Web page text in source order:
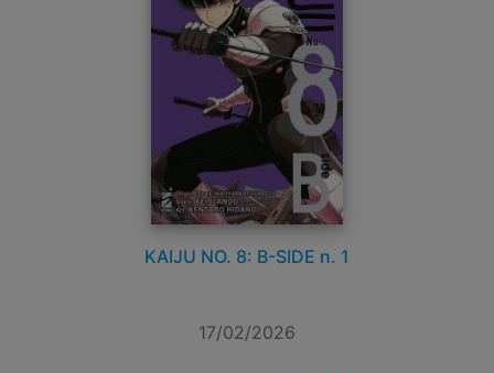
KAIJU NO. 8: B-SIDE n. 1
17/02/2026